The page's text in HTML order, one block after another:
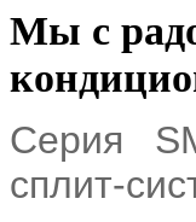
Мы с
Серия
сплит-